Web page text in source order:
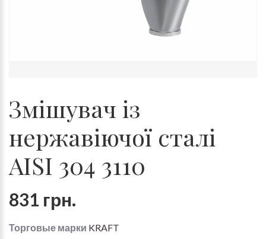
Змішувач із
нержавіючої сталі
AISI 304 3110
831 грн.
Торговые марки KRAFT